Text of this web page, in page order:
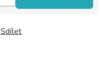
Sdílet